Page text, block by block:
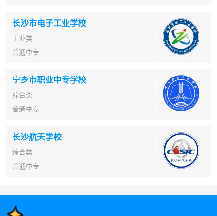
长沙市电子工业学校
工业类
普通中专
宁乡市职业中专学校
综合类
普通中专
长沙航天学校
综合类
普通中专